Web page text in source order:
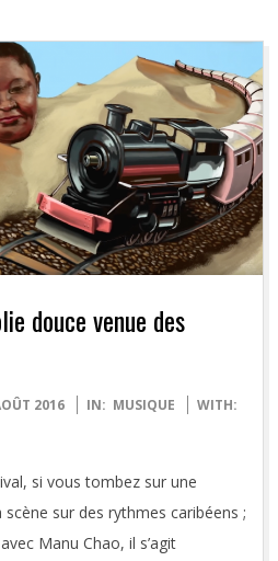
douce venue des
2016 IN: MUSIQUE
WITH:
si vous tombez sur une
sur des rythmes caribéens ;
Manu Chao, il s’agit